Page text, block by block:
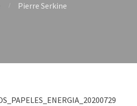
Pierre Serkine